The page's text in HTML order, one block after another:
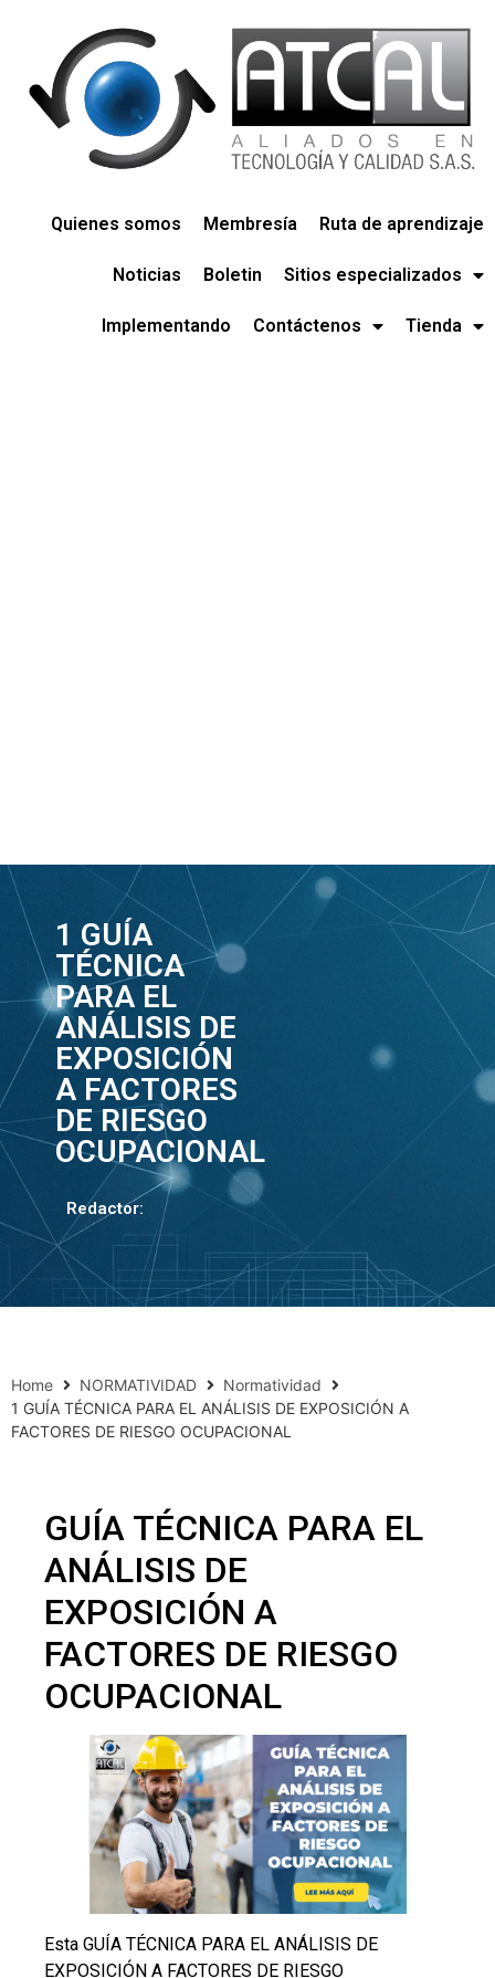
Quienes somos Membresía Ruta de aprendizaje
Noticias Boletin Sitios especializados
Implementando Contáctenos Tienda
1 GUÍA
TÉCNICA
PARA EL
ANÁLISIS DE
EXPOSICIÓN
A FACTORES
DE RIESGO
OCUPACIONAL
Redactor:
Home NORMATIVIDAD
Normatividad
1 GUÍA TÉCNICA PARA EL ANÁLISIS DE EXPOSICIÓN A
FACTORES DE RIESGO OCUPACIONAL
GUÍA TÉCNICA PARA EL
ANÁLISIS DE
EXPOSICIÓN A
FACTORES DE RIESGO
OCUPACIONAL
Esta GUÍA TÉCNICA PARA EL ANÁLISIS DE
EXPOSICIÓN A FACTORES DE RIESGO